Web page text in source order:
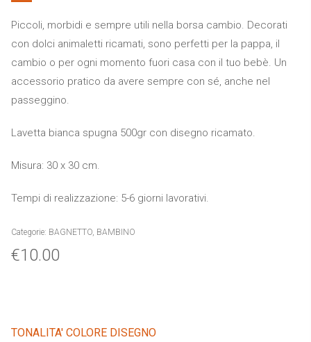
Piccoli, morbidi e sempre utili nella borsa cambio. Decorati
con dolci animaletti ricamati, sono perfetti per la pappa, il
cambio o per ogni momento fuori casa con il tuo bebè. Un
accessorio pratico da avere sempre con sé, anche nel
passeggino.
Lavetta bianca spugna 500gr con disegno ricamato.
Misura: 30 x 30 cm.
Tempi di realizzazione: 5-6 giorni lavorativi.
Categorie: BAGNETTO, BAMBINO
€10.00
TONALITA' COLORE DISEGNO